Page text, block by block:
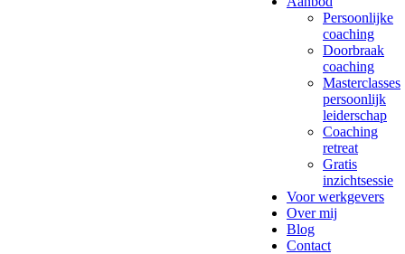
Persoonlijke
coaching
Doorbraak
coaching
Masterclasses
persoonlijk
leiderschap
Coaching
retreat
Gratis
inzichtsessie
Voor werkgevers
Over mij
Blog
Contact